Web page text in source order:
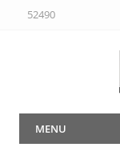
52490
MENU